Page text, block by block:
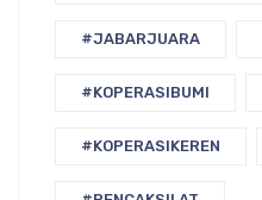
#JABARJUARA
#KOPERASIBUMI
#KOPERASIKEREN